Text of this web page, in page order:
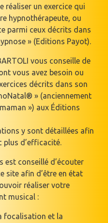
un exercice qui
hypnothérapeute, ou
parmi ceux décrits dans
» (Editions Payot).
vous conseille de
vous avez besoin ou
décrits dans son
» (anciennement
») aux Éditions
y sont détaillées afin
plus d’efficacité.
est conseillé d’écouter
site afin d’être en état
réaliser votre
musical :
focalisation et la